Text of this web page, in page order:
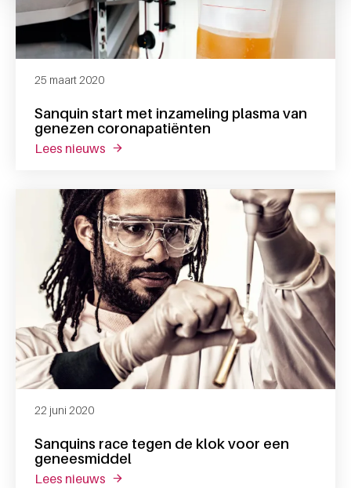
Sanquin start met inzameling plasma van
genezen coronapatiënten
25 maart 2020
lees nieuws over sanquin start met inzameling
Sanquins race tegen de klok voor een
geneesmiddel
22 juni 2020
lees nieuws over sanquins race tegen de klok voor